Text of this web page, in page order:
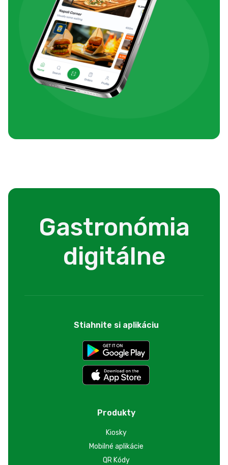
Gastronómia
digitálne
Stiahnite si aplikáciu
Produkty
Kiosky
Mobilné aplikácie
QR Kódy